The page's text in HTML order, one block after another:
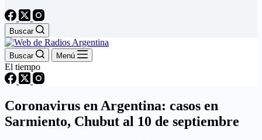
Buscar
Buscar Menú
El tiempo
Coronavirus en Argentina: casos en
Sarmiento, Chubut al 10 de septiembre